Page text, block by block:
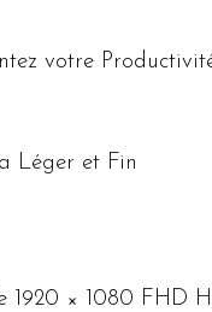
votre
Léger et Fin
1920 × 1080 FHD